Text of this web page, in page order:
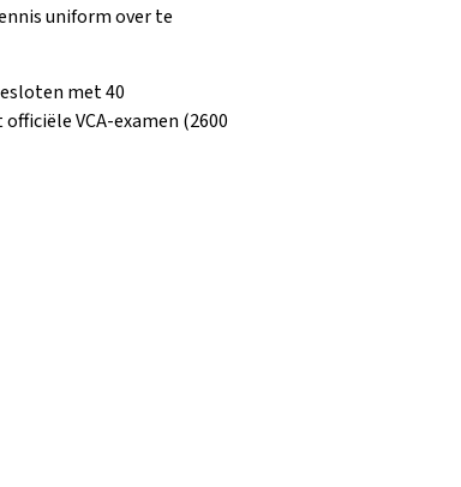
uniform over te
met 40
VCA-examen (2600